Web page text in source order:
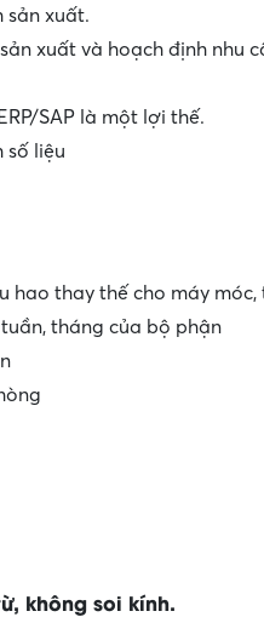
sản xuất.
xuất và hoạch định nhu
SAP là một lợi thế.
số liệu
hao thay thế cho máy móc,
tháng của bộ phận
không soi kính.